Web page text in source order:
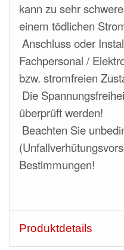
kann zu sehr
einem tödlichen
Anschluss oder
Fachpersonal /
bzw. stromfreien
Die
überprüft werden!
Beachten Sie
Bestimmungen!
Produktdetails